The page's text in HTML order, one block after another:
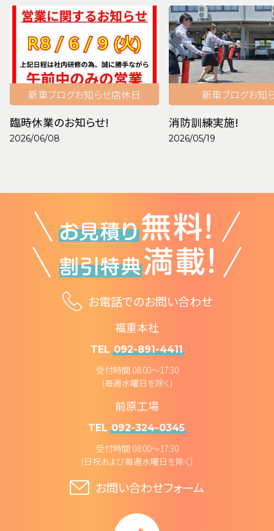
新車ブログお知らせ店休日
臨時休業のお知らせ!
2026/06/08
新車ブログお知
消防訓練実施!
2026/05/19
お電話でのお問い合わせ
福重本社
TEL 092-891-4411
受付時間 08:00～17:30
(毎週水曜日を除く)
前原工場
TEL 092-324-0345
受付時間 08:00～17:30
(日祝および毎週水曜日を除く)
お問い合わせフォーム